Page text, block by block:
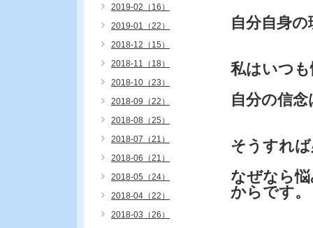
自分自身
私はいつ
自分の信
そうすれ
なぜなら
からです。
2019-02（16）
2019-01（22）
2018-12（15）
2018-11（18）
2018-10（23）
2018-09（22）
2018-08（25）
2018-07（21）
2018-06（21）
2018-05（24）
2018-04（22）
2018-03（26）